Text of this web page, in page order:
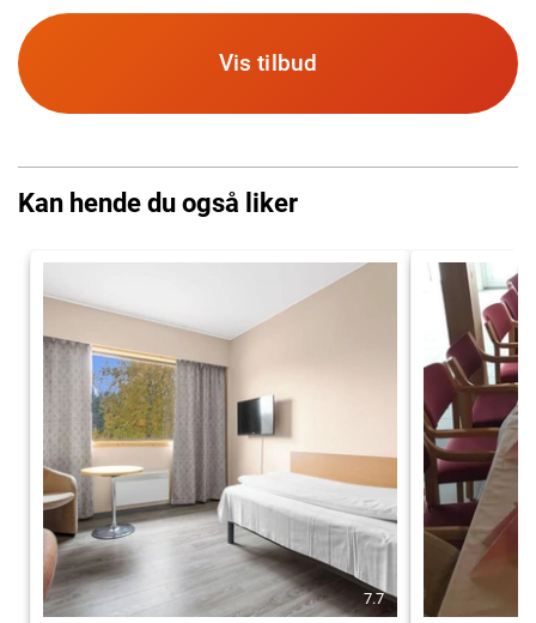
Vis tilbud
Kan hende du også liker
7.7